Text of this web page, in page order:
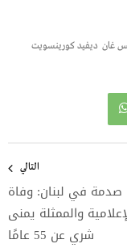
غان ديفيد كورينسويت
التالي
صدمة في لبنان: وفاة
والممثلة يمنى
شري عن 55 عامًا